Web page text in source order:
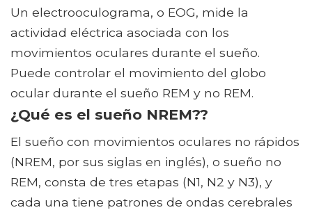
Un electrooculograma, o EOG, mide la
actividad eléctrica asociada con los
movimientos oculares durante el sueño.
Puede controlar el movimiento del globo
ocular durante el sueño REM y no REM.
¿Qué es el sueño NREM??
El sueño con movimientos oculares no rápidos
(NREM, por sus siglas en inglés), o sueño no
REM, consta de tres etapas (N1, N2 y N3), y
cada una tiene patrones de ondas cerebrales